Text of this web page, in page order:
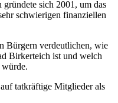
sich 2001, um das
schwierigen finanziellen
Bürgern verdeutlichen, wie
Birkerteich ist und welch
würde.
tatkräftige Mitglieder als